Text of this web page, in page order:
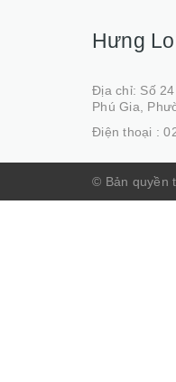
Hưng
Địa chỉ: Số
Phú Gia,
Điện thoại :
© Bản quyền